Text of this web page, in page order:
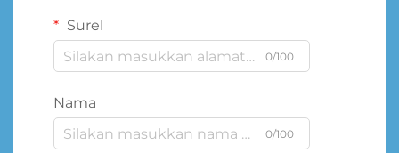
Surel
0/100
Nama
0/100